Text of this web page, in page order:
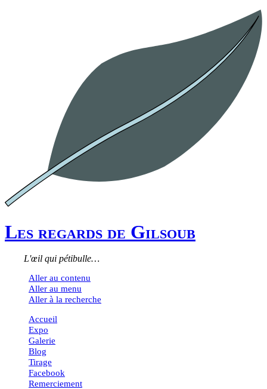
Les regards de Gilsoub
L'œil qui pétibulle…
Aller au contenu
Aller au menu
Aller à la recherche
Accueil
Expo
Galerie
Blog
Tirage
Facebook
Remerciement